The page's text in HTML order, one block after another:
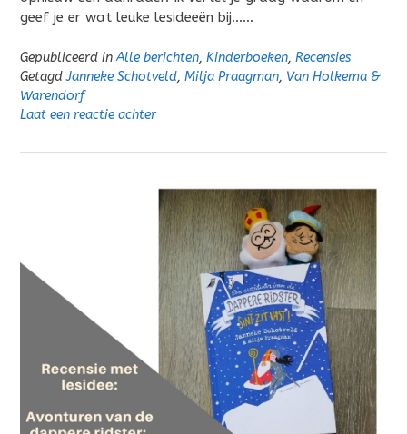
geef je er wat leuke lesideeën bij……
Gepubliceerd inAlle berichten, Kinderboeken, Recensies
GetagdJanneke Schotveld, Milja Praagman, Van Holkema &
Warendorf
Laat een reactie achter